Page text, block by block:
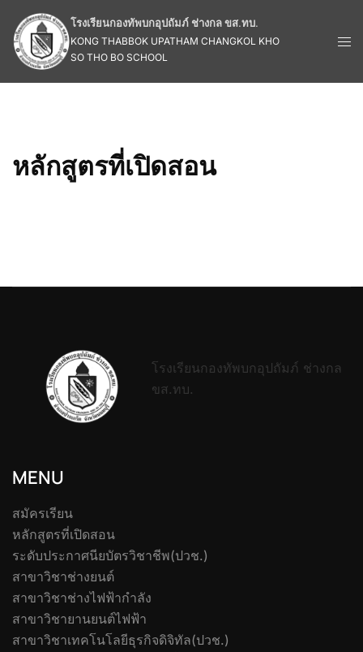
โรงเรียนกองทัพบกอุปถัมภ์ ช่างกล ขส.ทบ.
KONG THABBOK UPATHAM CHANGKOL KHO
SO THO BO SCHOOL
หลักสูตรที่เปิดสอน
โรงเรียนกองทัพบกอุปถัมภ์ ช่างกล
ขส.ทบ.
MENU
สมัครเรียน
หลักสูตรที่เปิดสอน
ระดับประกาศนียบัตรวิชาชีพ(ปวช.)
สาขาวิชาช่างยนต์
สาขาวิชาช่างไฟฟ้ากำลัง
สาขาวิชายานยนต์ไฟฟ้า
สาขาวิชาเทคโนโลยีธุรกิจดิจิทัล(ปวช.)